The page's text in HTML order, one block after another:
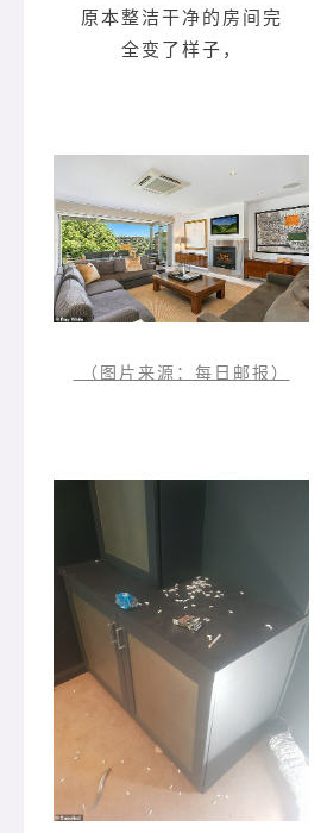
原本整洁干净的房间完
全变了样子，
（图片来源：每日邮报）